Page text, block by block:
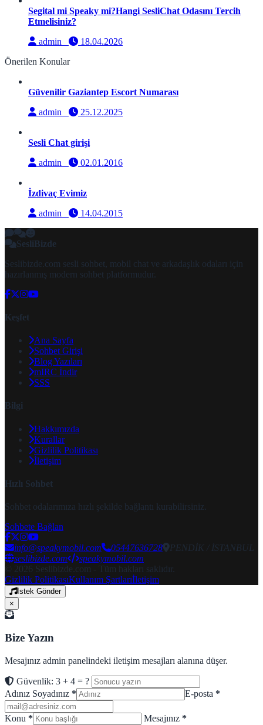
Segital mi Speaky mi?Hangi SesliChat Odasını Tercih
Etmelisiniz?
admin
18.04.2026
Önerilen Konular
Güvenilir Gaziantep Escort Numarası
admin
25.12.2025
Sesli Chat girişi
admin
02.01.2016
İzdivaç Evimiz
admin
14.04.2015
SesliBizde
Seslibizde.com sesli sohbet, mobil chat ve arkadaşlık odaları için
hazırlanmış modern sohbet platformudur.
Keşfet
Ana Sayfa
Sohbet Girişi
Blog Yazıları
mIRC İndir
SSS
Bilgi
Hakkımızda
Kurallar
Gizlilik Politikası
İletişim
Hızlı Sohbet
Sohbet odalarımıza hızlı şekilde bağlantı kurabilirsiniz.
Sohbete Bağlan
info@speakymobil.com 05447636728
PENDİK / İSTANBUL
seslibizde.com
speakymobil.com
© 2026 Seslibizde.com - Tüm hakları saklıdır.
Gizlilik PolitikasıKullanım Şartlarıİletişim
İstek Gönder
×
Bize Yazın
Mesajınız admin panelindeki iletişim mesajları alanına düşer.
Güvenlik: 3 + 4 = ?
Adınız Soyadınız * E-posta *
Konu * Mesajınız *